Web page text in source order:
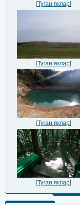
[Туган яклар]
[Туган яклар]
[Туган яклар]
[Туган яклар]